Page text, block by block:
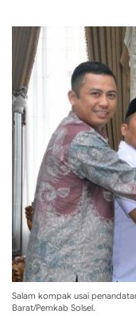
Salam kompak usai
Barat/Pemkab Solsel.